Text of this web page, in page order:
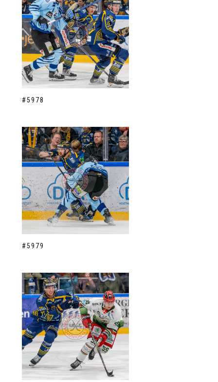
#5978
#5979